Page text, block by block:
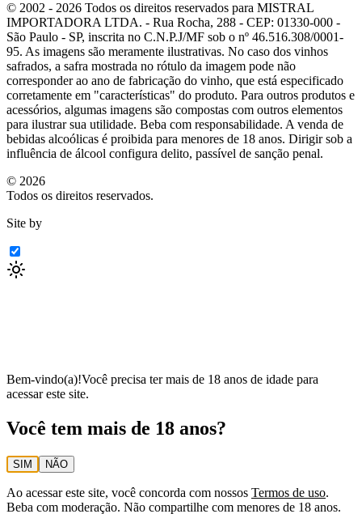
© 2002 - 2026 Todos os direitos reservados para MISTRAL
IMPORTADORA LTDA. - Rua Rocha, 288 - CEP: 01330-000 -
São Paulo - SP, inscrita no C.N.P.J/MF sob o nº 46.516.308/0001-
95. As imagens são meramente ilustrativas. No caso dos vinhos
safrados, a safra mostrada no rótulo da imagem pode não
corresponder ao ano de fabricação do vinho, que está especificado
corretamente em "características" do produto. Para outros produtos e
acessórios, algumas imagens são compostas com outros elementos
para ilustrar sua utilidade. Beba com responsabilidade. A venda de
bebidas alcoólicas é proibida para menores de 18 anos. Dirigir sob a
influência de álcool configura delito, passível de sanção penal.
© 2026
Todos os direitos reservados.
Site by
Bem-vindo(a)!Você precisa ter mais de 18 anos de idade para
acessar este site.
Você tem mais de 18 anos?
SIM NÃO
Ao acessar este site, você concorda com nossos Termos de uso.
Beba com moderação. Não compartilhe com menores de 18 anos.